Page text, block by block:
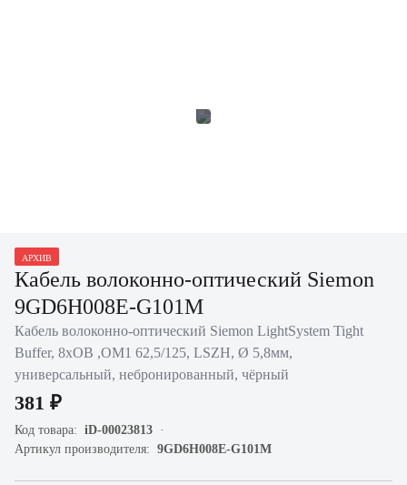
АРХИВ
Кабель волоконно-оптический Siemon
9GD6H008E-G101M
Кабель волоконно-оптический Siemon LightSystem Tight
Buffer, 8хОВ ,OM1 62,5/125, LSZH, Ø 5,8мм,
универсальный, небронированный, чёрный
381 ₽
Код товара: iD-00023813
Артикул производителя: 9GD6H008E-G101M